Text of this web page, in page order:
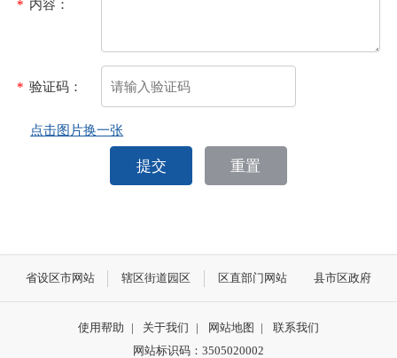
* 内容：
* 验证码：
点击图片换一张
提交 重置
省设区市网站 辖区街道园区 区直部门网站 县市区政府
使用帮助 | 关于我们 | 网站地图 |
联系我们
网站标识码：3505020002